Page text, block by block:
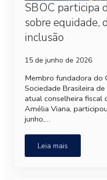
SBOC participa
sobre equidade,
inclusão
15 de junho de 2026
Membro fundadora do
Sociedade Brasileira
atual conselheira fiscal
Amélia Viana,
junho,…
Leia mais